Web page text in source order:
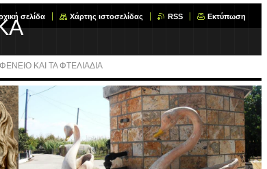
σελίδα Χάρτης ιστοσελίδας RSS Εκτύπωση
ΚΑΙ ΤΑ ΦΤΕΛΙΑΔΙΑ